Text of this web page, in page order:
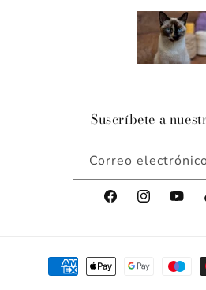
Suscríbete a
Correo electrónico
FacebookInstagram
Formas
de